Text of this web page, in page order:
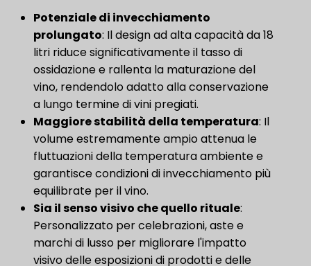
​Potenziale di invecchiamento
prolungato​: Il design ad alta capacità da 18
litri riduce significativamente il tasso di
ossidazione e rallenta la maturazione del
vino, rendendolo adatto alla conservazione
a lungo termine di vini pregiati.
Maggiore stabilità della temperatura​: Il
volume estremamente ampio attenua le
fluttuazioni della temperatura ambiente e
garantisce condizioni di invecchiamento più
equilibrate per il vino.
​Sia il senso visivo che quello rituale​:
Personalizzato per celebrazioni, aste e
marchi di lusso per migliorare l'impatto
visivo delle esposizioni di prodotti e delle